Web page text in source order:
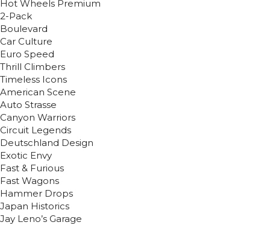
Hot Wheels Premium
2-Pack
Boulevard
Car Culture
Euro Speed
Thrill Climbers
Timeless Icons
American Scene
Auto Strasse
Canyon Warriors
Circuit Legends
Deutschland Design
Exotic Envy
Fast & Furious
Fast Wagons
Hammer Drops
Japan Historics
Jay Leno’s Garage